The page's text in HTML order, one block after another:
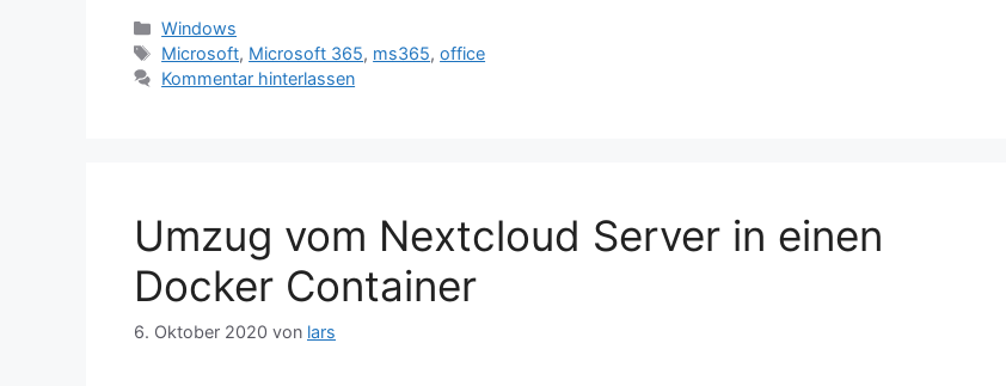
Kategorien
Windows
Schlagwörter
Microsoft, Microsoft 365, ms365,office
Kommentar hinterlassen
Umzug vom Nextcloud Server in einen
Docker Container
6. Oktober 2020 von lars